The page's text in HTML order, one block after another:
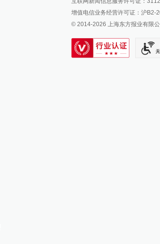
派生万物开放平
IP SHANGHAI
SIXTH TONE
增值电信业务经营许可证：沪B2-
© 2014-2026 上海东方报业有限公